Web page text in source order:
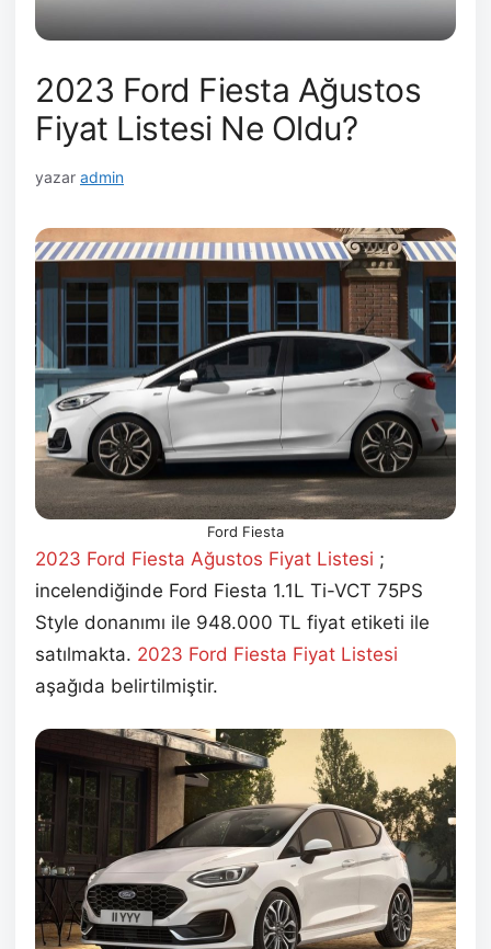
2023 Ford Fiesta Ağustos
Fiyat Listesi Ne Oldu?
yazar admin
Ford Fiesta
2023 Ford Fiesta Ağustos Fiyat Listesi ;
incelendiğinde Ford Fiesta 1.1L Ti-VCT 75PS
Style donanımı ile 948.000 TL fiyat etiketi ile
satılmakta. 2023 Ford Fiesta Fiyat Listesi
aşağıda belirtilmiştir.